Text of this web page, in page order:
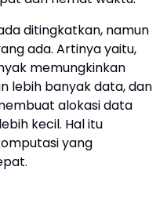
ditingkatkan, namun
ada. Artinya yaitu,
memungkinkan
lebih banyak data, dan
alokasi data
kecil. Hal itu
yang